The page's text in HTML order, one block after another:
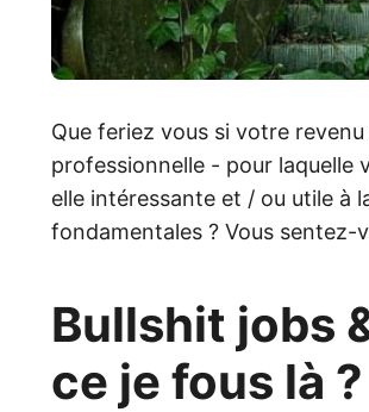
Que feriez vous si votre
professionnelle - pour laquelle
elle intéressante et / ou utile à
fondamentales ? Vous sentez-
Bullshit jobs
ce je fous là ?